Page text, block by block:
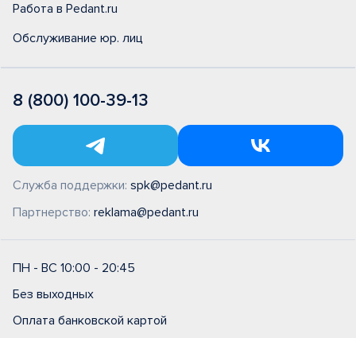
Работа в Pedant.ru
Обслуживание юр. лиц
8 (800) 100-39-13
Служба поддержки: spk@pedant.ru
Партнерство: reklama@pedant.ru
ПН - ВС 10:00 - 20:45
Без выходных
Оплата банковской картой